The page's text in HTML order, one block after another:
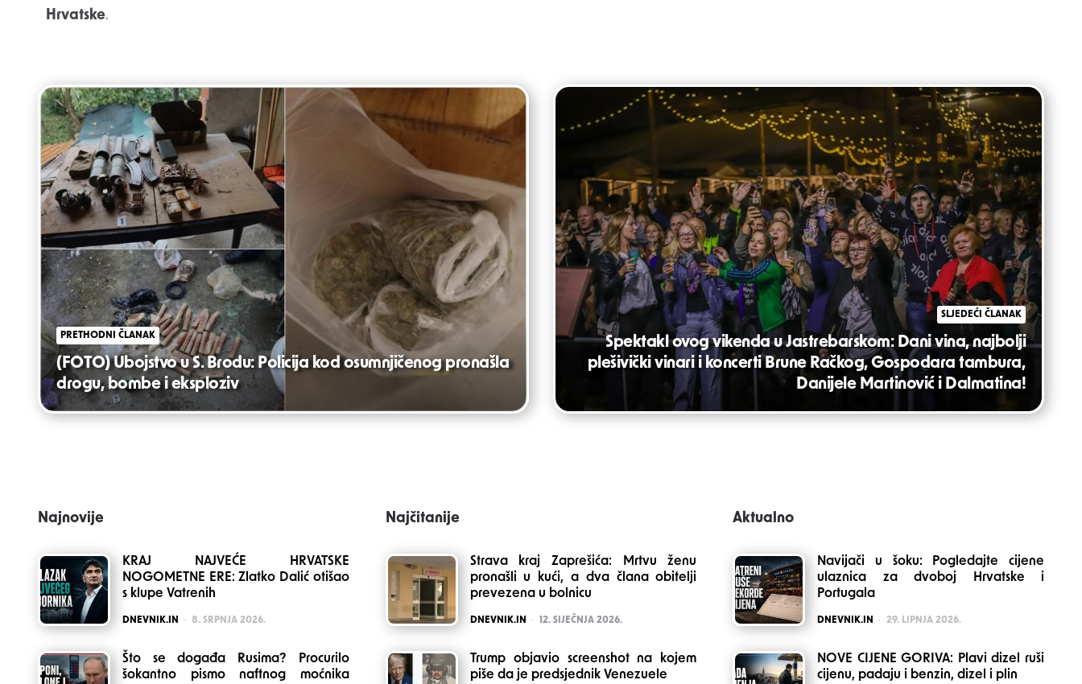
Hrvatske.
Post
navigation
PRETHODNI ČLANAK
(FOTO) Ubojstvo u S. Brodu: Policija kod osumnjičenog pronašla
drogu, bombe i eksploziv
SLJEDEĆI ČLANAK
Spektakl ovog vikenda u Jastrebarskom: Dani vina, najbolji
plešivički vinari i koncerti Brune Račkog, Gospodara tambura,
Danijele Martinović i Dalmatina!
Najnovije
KRAJ NAJVEĆE HRVATSKE
NOGOMETNE ERE: Zlatko Dalić otišao
s klupe Vatrenih
POSTED
DNEVNIK.IN 8. SRPNJA 2026.
Što se događa Rusima? Procurilo
šokantno pismo naftnog moćnika
Najčitanije
Strava kraj Zaprešića: Mrtvu ženu
pronašli u kući, a dva člana obitelji
prevezena u bolnicu
POSTED
DNEVNIK.IN 12. SIJEČNJA 2026.
Trump objavio screenshot na kojem
piše da je predsjednik Venezuele
Aktualno
Navijači u šoku: Pogledajte cijene
ulaznica za dvoboj Hrvatske i
Portugala
POSTED
DNEVNIK.IN 29. LIPNJA 2026.
NOVE CIJENE GORIVA: Plavi dizel ruši
cijenu, padaju i benzin, dizel i plin